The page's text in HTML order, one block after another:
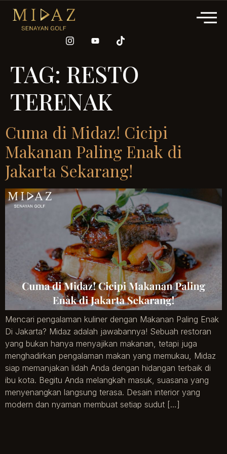
TAG: RESTO
TERENAK
Cuma di Midaz! Cicipi
Makanan Paling Enak di
Jakarta Sekarang!
Mencari pengalaman kuliner dengan Makanan Paling Enak
Di Jakarta? Midaz adalah jawabannya! Sebuah restoran
yang bukan hanya menyajikan makanan, tetapi juga
menghadirkan pengalaman makan yang memukau, Midaz
siap memanjakan lidah Anda dengan hidangan terbaik di
ibu kota. Begitu Anda melangkah masuk, suasana yang
menyenangkan langsung terasa. Desain interior yang
modern dan nyaman membuat setiap sudut […]